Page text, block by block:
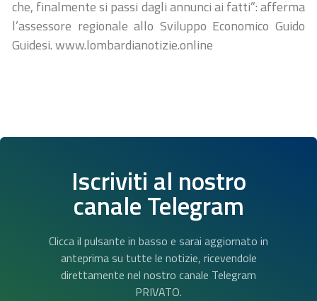
che, finalmente si passi dagli annunci ai fatti”: afferma
l’assessore regionale allo Sviluppo Economico Guido
Guidesi. www.lombardianotizie.online
Iscriviti al nostro
canale Telegram
Clicca il pulsante in basso e sarai aggiornato in
anteprima su tutte le notizie, ricevendole
direttamente nel nostro canale Telegram
PRIVATO.